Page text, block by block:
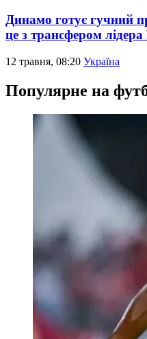
Динамо готує гучний
це з трансфером
12 травня, 08:20 Україна
Популярне на